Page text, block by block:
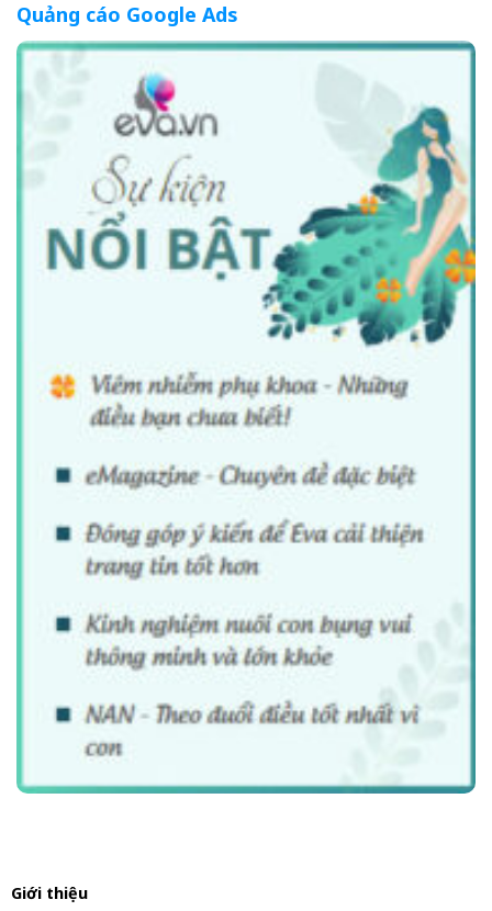
Quảng cáo Google Ads
Giới thiệu